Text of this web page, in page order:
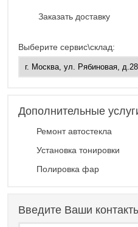
Заказать доставку
Выберите сервис\склад:
Дополнительные
Ремонт автостекла
Установка тонировки
Полировка фар
Введите Ваши